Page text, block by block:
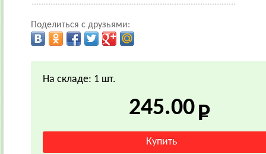
Поделиться с друзьями:
На складе: 1 шт.
245.00